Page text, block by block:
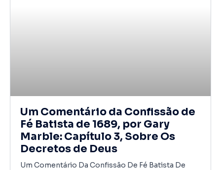
Um Comentário da Confissão de
Fé Batista de 1689, por Gary
Marble: Capítulo 3, Sobre Os
Decretos de Deus
Um Comentário Da Confissão De Fé Batista De